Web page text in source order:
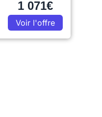
1 071€
Voir l'offre